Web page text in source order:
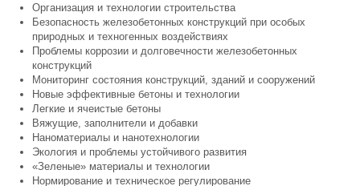
Организация и технологии строительства
Безопасность железобетонных конструкций при особых
природных и техногенных воздействиях
Проблемы коррозии и долговечности железобетонных
конструкций
Мониторинг состояния конструкций, зданий и сооружений
Новые эффективные бетоны и технологии
Легкие и ячеистые бетоны
Вяжущие, заполнители и добавки
Наноматериалы и нанотехнологии
Экология и проблемы устойчивого развития
«Зеленые» материалы и технологии
Нормирование и техническое регулирование